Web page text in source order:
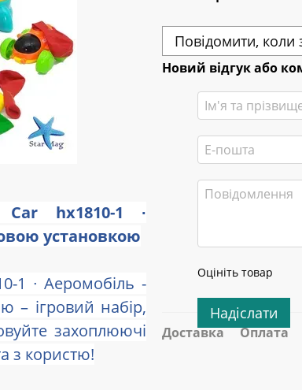
hx1810-1 ∙
установкою
1 ∙ Аеромобіль -
– ігровий набір,
захоплюючі
з користю!
Повідомити, коли
Новий відгук або
Оцініть товар
Надіслати
Доставка Оплата